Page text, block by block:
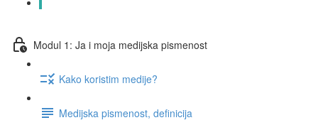
Modul 1: Ja i moja medijska pismenost
Kako koristim medije?
Medijska pismenost, definicija